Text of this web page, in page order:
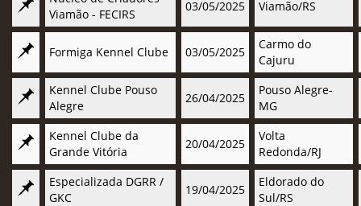
Viamão - FECIRS
03/05/2025 Viamão/RS
Formiga Kennel Clube 03/05/2025
Carmo do
Cajuru
Kennel Clube Pouso
Alegre
26/04/2025
Pouso Alegre-
MG
Kennel Clube da
Grande Vitória
20/04/2025
Volta
Redonda/RJ
Especializada DGRR /
GKC
19/04/2025
Eldorado do
Sul/RS